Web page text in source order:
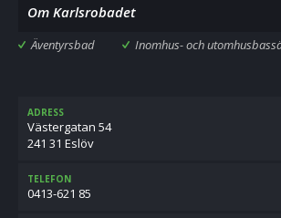
Om Karlsrobadet
Äventyrsbad Inomhus- och
ADRESS
Västergatan 54
241 31 Eslöv
TELEFON
0413-621 85